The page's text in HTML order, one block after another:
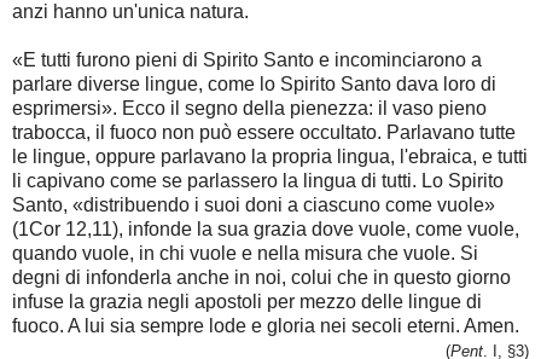
anzi hanno un'unica natura.
«E tutti furono pieni di Spirito Santo e incominciarono a
parlare diverse lingue, come lo Spirito Santo dava loro di
esprimersi». Ecco il segno della pienezza: il vaso pieno
trabocca, il fuoco non può essere occultato. Parlavano tutte
le lingue, oppure parlavano la propria lingua, l'ebraica, e tutti
li capivano come se parlassero la lingua di tutti. Lo Spirito
Santo, «distribuendo i suoi doni a ciascuno come vuole»
(1Cor 12,11), infonde la sua grazia dove vuole, come vuole,
quando vuole, in chi vuole e nella misura che vuole. Si
degni di infonderla anche in noi, colui che in questo giorno
infuse la grazia negli apostoli per mezzo delle lingue di
fuoco. A lui sia sempre lode e gloria nei secoli eterni. Amen.
(Pent. I, §3)